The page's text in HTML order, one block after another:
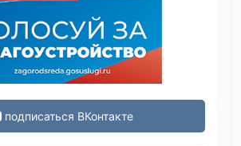
подписаться ВКонтакте